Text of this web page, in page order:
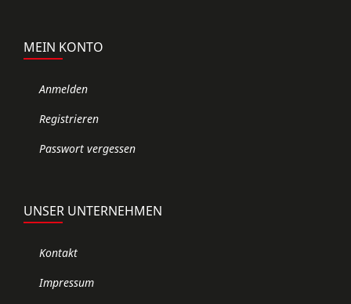
MEIN KONTO
Anmelden
Registrieren
Passwort vergessen
UNSER UNTERNEHMEN
Kontakt
Impressum